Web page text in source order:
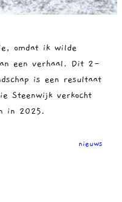
omdat ik wilde
een verhaal. Dit 2-
is een resultaat
Steenwijk verkocht
in 2025.
nieuws